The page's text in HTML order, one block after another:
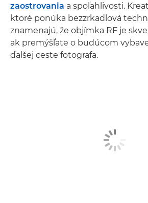
zaostrovania a spoľahlivosti.
ktoré ponúka bezzrkadlová
znamenajú, že objímka RF je
ak premýšľate o budúcom
ďalšej ceste fotografa.